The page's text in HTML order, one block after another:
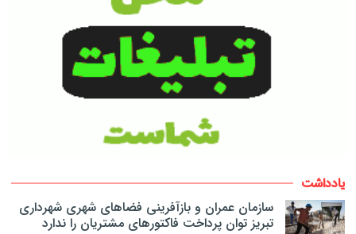
یادداشت
سازمان عمران و بازآفرینی فضاهای شهری شهرداری
تبریز توان پرداخت فاکتورهای مشتریان را ندارد